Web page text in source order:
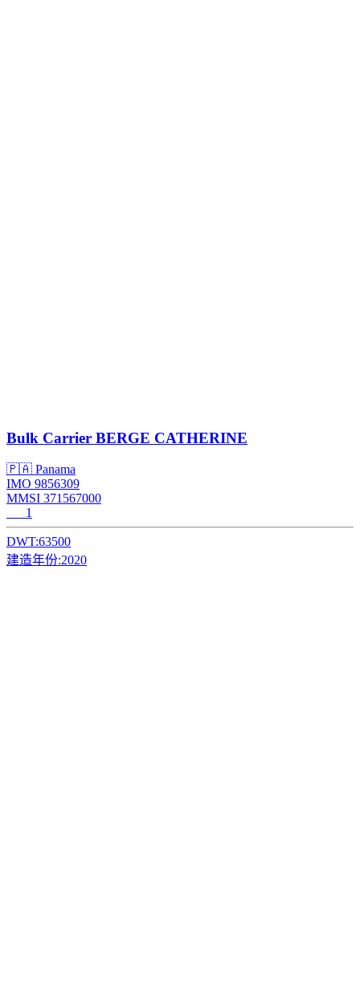
Bulk Carrier BERGE CATHERINE
🇵🇦 Panama
IMO 9856309
MMSI 371567000
1
DWT:63500
建造年份:2020